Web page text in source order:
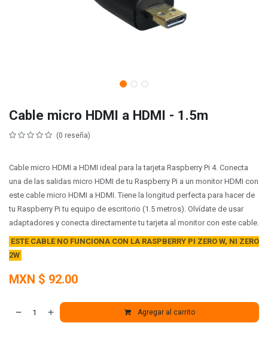
Cable micro HDMI a HDMI - 1.5m
(0 reseña)
Cable micro HDMI a HDMI ideal para la tarjeta Raspberry Pi 4. Conecta
una de las salidas micro HDMI de tu Raspberry Pi a un monitor HDMI con
este cable micro HDMI a HDMI. Tiene la longitud perfecta para hacer de
tu Raspberry Pi tu equipo de escritorio (1.5 metros). Olvídate de usar
adaptadores y conecta directamente tu tarjeta al monitor con este cable.
ESTE CABLE NO FUNCIONA CON LA RASPBERRY PI ZERO W, NI ZERO
2W
MXN $ 92.00
Agregar al carrito